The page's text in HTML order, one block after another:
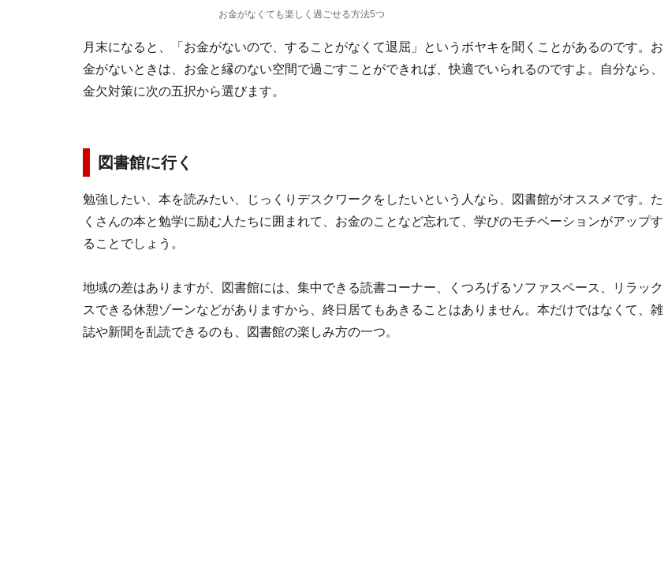
お金がなくても楽しく過ごせる方法5つ
月末になると、「お金がないので、することがなくて退屈」というボヤキを聞くことがあるのです。お
金がないときは、お金と縁のない空間で過ごすことができれば、快適でいられるのですよ。自分なら、
金欠対策に次の五択から選びます。
図書館に行く
勉強したい、本を読みたい、じっくりデスクワークをしたいという人なら、図書館がオススメです。た
くさんの本と勉学に励む人たちに囲まれて、お金のことなど忘れて、学びのモチベーションがアップす
ることでしょう。
地域の差はありますが、図書館には、集中できる読書コーナー、くつろげるソファスペース、リラック
スできる休憩ゾーンなどがありますから、終日居てもあきることはありません。本だけではなくて、雑
誌や新聞を乱読できるのも、図書館の楽しみ方の一つ。